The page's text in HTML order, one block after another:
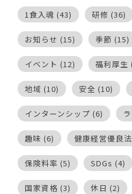
1食入魂 (43) 研修 (36)
お知らせ (15) 季節 (15)
イベント (12) 福利厚生
地域 (10) 安全 (10)
インターンシップ (6)
趣味 (6) 健康経営優良
保険料率 (5) SDGs (4)
国家資格 (3) 休日 (2)